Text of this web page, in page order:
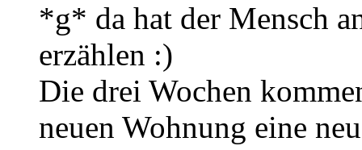
*g* da hat der Mensch
erzählen :)
Die drei Wochen
neuen Wohnung eine